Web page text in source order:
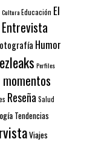
CulturaEducación El
Entrevista
Humor
Perfiles
Reseña Salud
Tendencias
Viajes